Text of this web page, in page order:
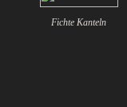
Fichte Kanteln